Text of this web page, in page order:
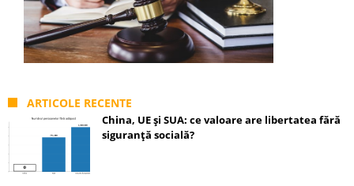
ARTICOLE RECENTE
China, UE și SUA: ce valoare are libertatea fără
siguranță socială?